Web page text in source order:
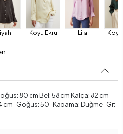
Koyu Ekru Lila Koyu
80 cm Bel: 58 cm Kalça: 82 cm
cm · Göğüs: 50 · Kapama: Düğme · Gr: ·